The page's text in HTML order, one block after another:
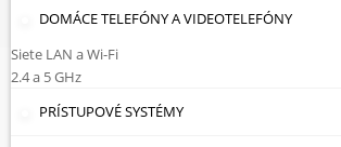
DOMÁCE TELEFÓNY A VIDEOTELEFÓNY
Siete LAN a Wi-Fi
2.4 a 5 GHz
PRÍSTUPOVÉ SYSTÉMY
Zapisovače
8 Kanálové